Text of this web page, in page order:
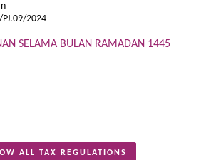
PJ.09/2024
SELAMA BULAN RAMADAN 1445
ALL TAX REGULATIONS